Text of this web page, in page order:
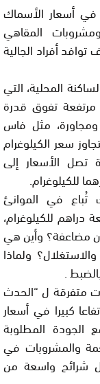
أسعار الأسماك
المقاهي
أفراد الجالية
المحلية، التي
تفوق قدرة
مثل فاس
سعر الكيلوغرام
في تازة تصل الأسعار إلى
تُباع في الموانئ
دراهم للكيلوغرام،
مضاعفة؟ وأين هي
ولماذا
.
متفرقة ل “الحدث
كبيرا في أسعار
المطلوبة
والمشروبات في
شرائح واسعة من